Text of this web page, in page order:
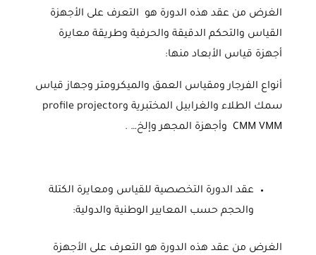
الغرض من عقد هذه الدورة هو التعرف على الأجهزة
القياس والتحكم الدقيقة والحرفية وطريقة معايرة
أجهزة قياس الأبعاد منها:
أنواع الفرجار ومقياس العمق والميكرومتر وجهاز قياس
سمك الطلاء والغرابيل المختبرية وprofile projector
CMM VMM وأجهزة المجهر وإلخ… .
عقد الدورة التخصصية للقياس ومعايرة الكتلة
والحجم حسب المعايير الوطنية والدولية:
الغرض من عقد هذه الدورة هو التعرف على الأجهزة